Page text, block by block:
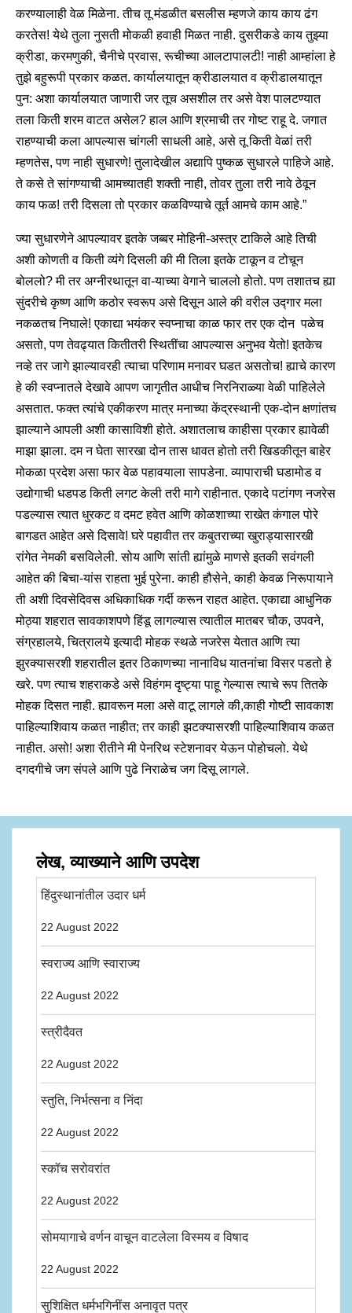
करण्यालाही वेळ मिळेना. तीच तू मंडळीत बसलीस म्हणजे काय काय ढंग
करतेस! येथे तुला नुसती मोकळी हवाही मिळत नाही. दुसरीकडे काय तुझ्या
क्रीडा, करमणुकी, चैनीचे प्रवास, रूचीच्या आलटापालटी! नाही आम्हांला हे
तुझे बहुरूपी प्रकार कळत. कार्यालयातून क्रीडालयात व क्रीडालयातून
पुन: अशा कार्यालयात जाणारी जर तूच असशील तर असे वेश पालटण्यात
तला किती शरम वाटत असेल? हाल आणि श्रमाची तर गोष्ट राहू दे. जगात
राहण्याची कला आपल्यास चांगली साधली आहे, असे तू किती वेळां तरी
म्हणतेस, पण नाही सुधारणे! तुलादेखील अद्यापि पुष्कळ सुधारले पाहिजे आहे.
ते कसे ते सांगण्याची आमच्यातही शक्ती नाही, तोवर तुला तरी नावे ठेवून
काय फळ! तरी दिसला तो प्रकार कळविण्याचे तूर्त आमचे काम आहे.”
ज्या सुधारणेने आपल्यावर इतके जब्बर मोहिनी-अस्त्र टाकिले आहे तिची
अशी कोणती व किती व्यंगे दिसली की मी तिला इतके टाकून व टोचून
बोललो? मी तर अग्नीरथातून वा-याच्या वेगाने चाललो होतो. पण तशातच ह्या
सुंदरीचे कृष्ण आणि कठोर स्वरूप असे दिसून आले की वरील उद्गार मला
नकळतच निघाले! एकाद्या भयंकर स्वप्नाचा काळ फार तर एक दोन पळेच
असतो, पण तेवढ्यात कितीतरी स्थितींचा आपल्यास अनुभव येतो! इतकेच
नव्हे तर जागे झाल्यावरही त्याचा परिणाम मनावर घडत असतोच! ह्याचे कारण
हे की स्वप्नातले देखावे आपण जागृतीत आधीच निरनिराळ्या वेळी पाहिलेले
असतात. फक्त त्यांचे एकीकरण मात्र मनाच्या केंद्रस्थानी एक-दोन क्षणांतच
झाल्याने आपली अशी कासाविशी होते. अशातलाच काहीसा प्रकार ह्यावेळी
माझा झाला. दम न घेता सारखा दोन तास धावत होतो तरी खिडकीतून बाहेर
मोकळा प्रदेश असा फार वेळ पहावयाला सापडेना. व्यापाराची घडामोड व
उद्योगाची धडपड किती लगट केली तरी मागे राहीनात. एकादे पटांगण नजरेस
पडल्यास त्यात धुरकट व दमट हवेत आणि कोळशाच्या राखेत कंगाल पोरे
बागडत आहेत असे दिसावे! घरे पहावीत तर कबुतराच्या खुराड्यासारखी
रांगेत नेमकी बसविलेली. सोय आणि सांती ह्यांमुळे माणसे इतकी सवंगली
आहेत की बिचा-यांस राहता भुई पुरेना. काही हौसेने, काही केवळ निरूपायाने
ती अशी दिवसेदिवस अधिकाधिक गर्दी करून राहत आहेत. एकाद्या आधुनिक
मोठ्या शहरात सावकाशपणे हिंडू लागल्यास त्यातील मातबर चौक, उपवने,
संग्रहालये, चित्रालये इत्यादी मोहक स्थळे नजरेस येतात आणि त्या
झुरक्यासरशी शहरातील इतर ठिकाणच्या नानाविध यातनांचा विसर पडतो हे
खरे. पण त्याच शहराकडे असे विहंगम दृष्ट्या पाहू गेल्यास त्याचे रूप तितके
मोहक दिसत नाही. ह्यावरून मला असे वाटू लागले की,काही गोष्टी सावकाश
पाहिल्याशिवाय कळत नाहीत; तर काही झटक्यासरशी पाहिल्याशिवाय कळत
नाहीत. असो! अशा रीतीने मी पेनरिथ स्टेशनावर येऊन पोहोचलो. येथे
दगदगीचे जग संपले आणि पुढे निराळेच जग दिसू लागले.
लेख, व्याख्याने आणि उपदेश
हिंदुस्थानांतील उदार धर्म
22 August 2022
स्वराज्य आणि स्वाराज्य
22 August 2022
स्त्रीदैवत
22 August 2022
स्तुति, निर्भत्सना व निंदा
22 August 2022
स्कॉच सरोवरांत
22 August 2022
सोमयागाचे वर्णन वाचून वाटलेला विस्मय व विषाद
22 August 2022
सुशिक्षित धर्मभगिनींस अनावृत पत्र